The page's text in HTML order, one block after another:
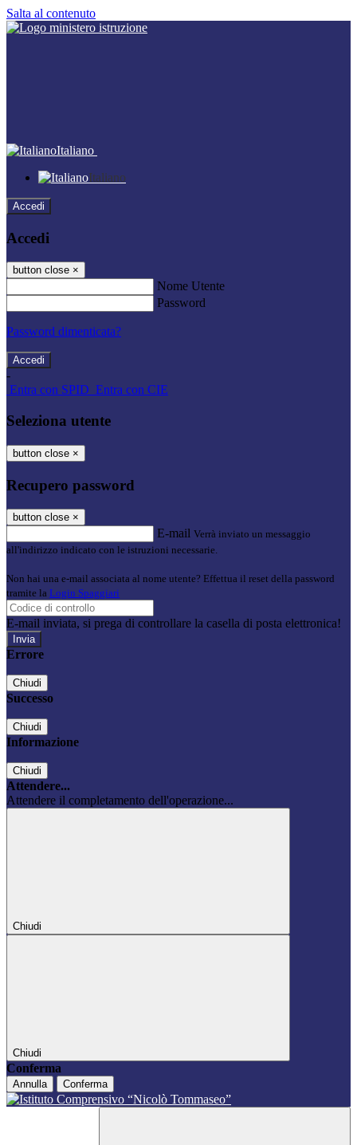
Salta al contenuto
Italiano
Italiano
Accedi
Accedi
button close ×
Nome Utente
Password
Password dimenticata?
-
Entra con SPID Entra con CIE
Seleziona utente
button close ×
Recupero password
button close ×
E-mail Verrà inviato un messaggio
all'indirizzo indicato con le istruzioni necessarie.
Non hai una e-mail associata al nome utente? Effettua il reset della password
tramite la Login Spaggiari
E-mail inviata, si prega di controllare la casella di posta elettronica!
Errore
Chiudi
Successo
Chiudi
Informazione
Chiudi
Attendere...
Attendere il completamento dell'operazione...
Chiudi
Chiudi
Conferma
Annulla Conferma